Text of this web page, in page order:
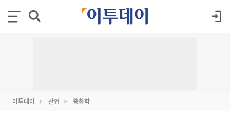
이투데이 산업 중화학